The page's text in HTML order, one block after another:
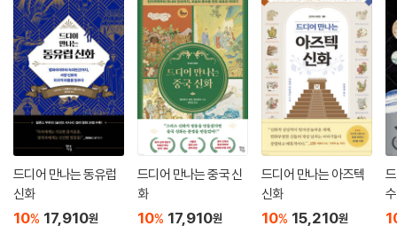
드디어 만나는 동유럽
신화
10% 17,910원
드디어 만나는 중국 신
화
10% 17,910원
드디어 만나는 아즈텍
신화
10% 15,210원